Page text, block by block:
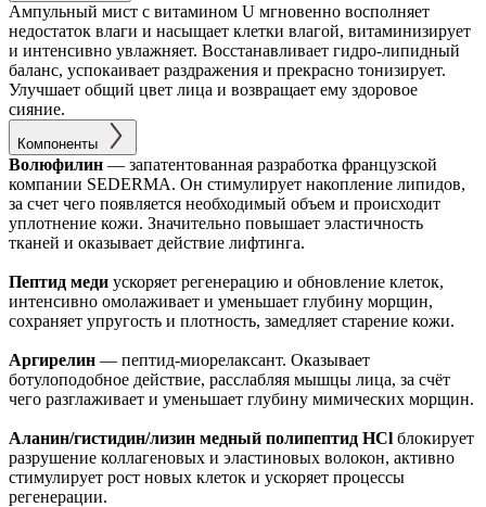
Ампульный мист с витамином U мгновенно восполняет
недостаток влаги и насыщает клетки влагой, витаминизирует
и интенсивно увлажняет. Восстанавливает гидро-липидный
баланс, успокаивает раздражения и прекрасно тонизирует.
Улучшает общий цвет лица и возвращает ему здоровое
сияние.
Компоненты
Волюфилин — запатентованная разработка французской
компании SEDERMA. Он стимулирует накопление липидов,
за счет чего появляется необходимый объем и происходит
уплотнение кожи. Значительно повышает эластичность
тканей и оказывает действие лифтинга.
Пептид меди ускоряет регенерацию и обновление клеток,
интенсивно омолаживает и уменьшает глубину морщин,
сохраняет упругость и плотность, замедляет старение кожи.
Аргирелин — пептид-миорелаксант. Оказывает
ботулоподобное действие, расслабляя мышцы лица, за счёт
чего разглаживает и уменьшает глубину мимических морщин.
Аланин/гистидин/лизин медный полипептид HCl блокирует
разрушение коллагеновых и эластиновых волокон, активно
стимулирует рост новых клеток и ускоряет процессы
регенерации.